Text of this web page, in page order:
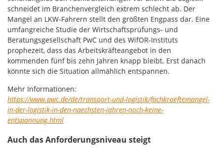
schneidet im Branchenvergleich extrem schlecht ab. Der
Mangel an LKW-Fahrern stellt den größten Engpass dar. Eine
umfangreiche Studie der Wirtschaftsprüfungs- und
Beratungsgesellschaft PwC und des WifOR-Instituts
prophezeit, dass das Arbeitskräfteangebot in den
kommenden fünf bis zehn Jahren knapp bleibt. Erst danach
könnte sich die Situation allmählich entspannen.
Mehr Informationen:
https://www.pwc.de/de/transport-und-logistik/fachkraeftemangel-
in-der-logistik-in-den-naechsten-jahren-noch-keine-
entspannung.html
Auch das Anforderungsniveau steigt